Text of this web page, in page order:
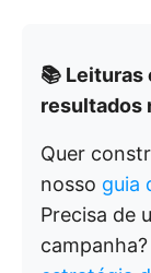
📚 Leituras
resultados
Quer
nosso guia
Precisa de